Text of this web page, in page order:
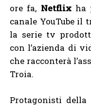
ore fa, Netflixha
canale YouTube il
la serie tv
con l’azienda di
che racconterà
Troia.
Protagonisti